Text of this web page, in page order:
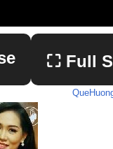
⛶ Full